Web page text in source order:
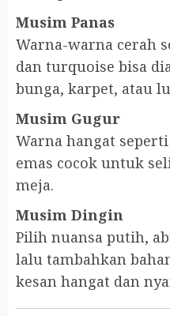
Musim Panas
Warna-warna cerah
dan turquoise bisa
bunga, karpet, atau
Musim Gugur
Warna hangat
emas cocok untuk
meja.
Musim Dingin
Pilih nuansa putih,
lalu tambahkan
kesan hangat dan